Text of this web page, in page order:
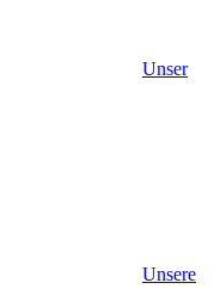
Unser
Unsere